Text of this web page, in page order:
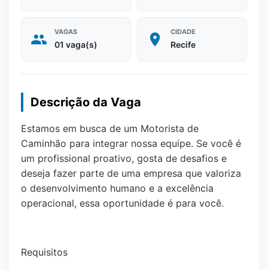
VAGAS
01 vaga(s)
CIDADE
Recife
Descrição da Vaga
Estamos em busca de um Motorista de
Caminhão para integrar nossa equipe. Se você é
um profissional proativo, gosta de desafios e
deseja fazer parte de uma empresa que valoriza
o desenvolvimento humano e a excelência
operacional, essa oportunidade é para você.
Requisitos